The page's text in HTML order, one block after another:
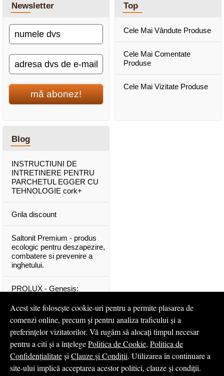
Newsletter
mă abonez!
Top
Cele Mai Vândute Produse
Cele Mai Comentate
Produse
Cele Mai Vizitate Produse
Blog
INSTRUCTIUNI DE
INTRETINERE PENTRU
PARCHETUL EGGER CU
TEHNOLOGIE cork+
Grila discount
Saltonit Premium - produs
ecologic pentru deszapezire,
combatere si prevenire a
inghetului.
PROLUX - Genesis:
calitate superioara
Mascota PROLUX Genesis
...toate articolele & ştirile
Acest site folosește cookie-uri pentru a permite plasarea de
comenzi online, precum și pentru analiza traficului și a
preferințelor vizitatorilor. Vă rugăm să alocați timpul necesar
pentru a citi și a înțelegePolitica de Cookie, Politica de
Confidențialitateși Clauze și Condiții. Utilizarea în continuare a
site-ului implică acceptarea acestor politici, clauze și condiții.